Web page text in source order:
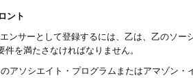
ント
ンサーとして登録するには、乙は、乙のソー
を満たさなければなりません。
アソシエイト・プログラムまたはアマゾン・